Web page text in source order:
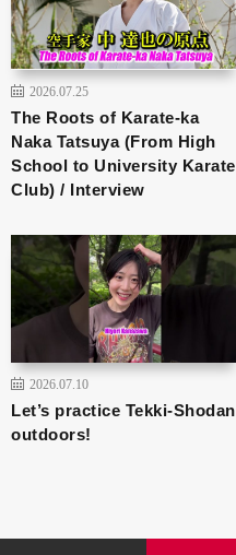
2026.07.25
The Roots of Karate-ka
Naka Tatsuya (From High
School to University Karate
Club) / Interview
2026.07.10
Let’s practice Tekki-Shodan
outdoors!